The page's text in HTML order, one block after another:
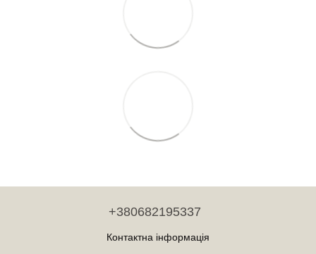
+380682195337
Контактна інформація